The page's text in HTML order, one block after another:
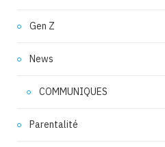
Gen Z
News
COMMUNIQUES
Parentalité